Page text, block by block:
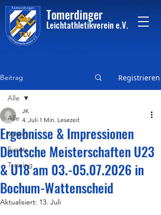
Tomerdinger
Leichtathletikvereine.V.
Beitrag Registrieren
Alle
Verein
Events
Training
Alle
Ergebnisse & Impressionen
Deutsche Meisterschaften U23
& U18 am 03.-05.07.2026 in
Bochum-Wattenscheid
JK
4. Juli 1 Min. Lesezeit
Aktualisiert: 13. Juli